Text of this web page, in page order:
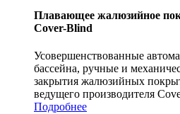
Плавающее жалюзийное
Cover-Blind
Усовершенствованные
бассейна, ручные и
закрытия жалюзийных
ведущего производителя
Подробнее